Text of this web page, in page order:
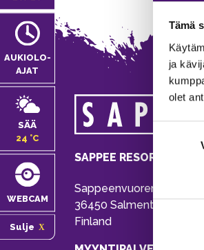
Tämä
ja
olet
AUKIOLO­
AJAT
SÄÄ
24 °C
WEBCAM
Sulje
SAPPEE RESORT
Sappeenvuorentie 200
36450 Salmentaka,
Finland